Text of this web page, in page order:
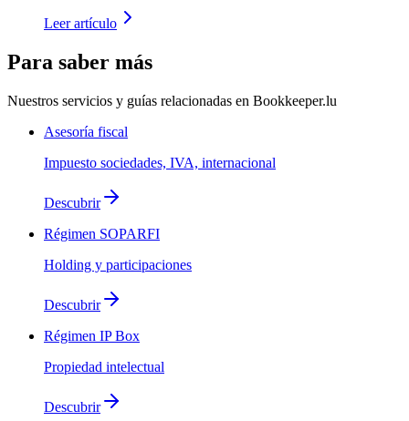
Leer artículo
Para saber más
Nuestros servicios y guías relacionadas en Bookkeeper.lu
Asesoría fiscal
Impuesto sociedades, IVA, internacional
Descubrir
Régimen SOPARFI
Holding y participaciones
Descubrir
Régimen IP Box
Propiedad intelectual
Descubrir